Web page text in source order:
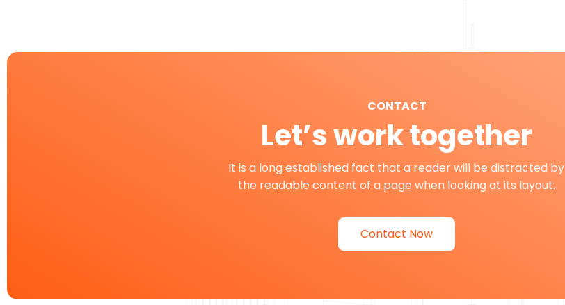
CONTACT
Let’s work together
It is a long established fact that a reader will be distracted by
the readable content of a page when looking at its layout.
Contact Now